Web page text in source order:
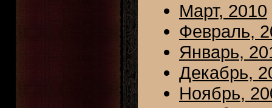
Март, 2010
Февраль,
Январь,
Декабрь,
Ноябрь,